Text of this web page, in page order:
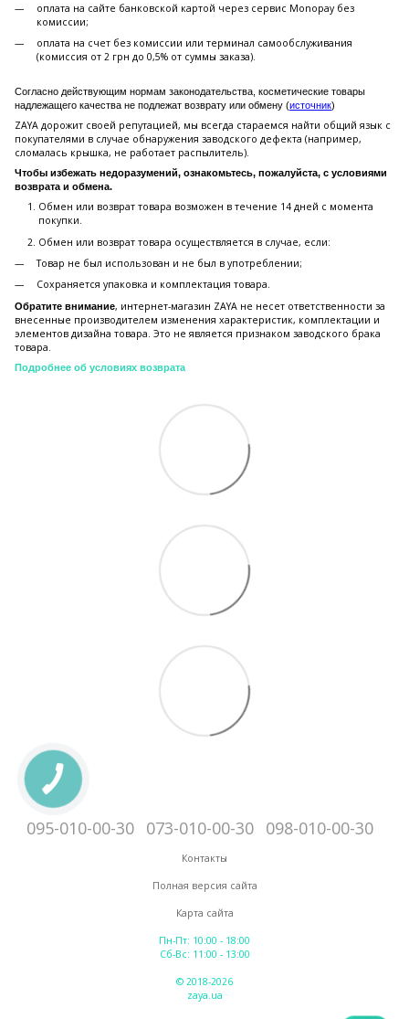
оплата на сайте банковской картой через сервис Monopay без
комиссии;
оплата на счет без комиссии или терминал самообслуживания
(комиссия от 2 грн до 0,5% от суммы заказа).
Согласно действующим нормам законодательства, косметические товары
надлежащего качества не подлежат возврату или обмену (источник)
ZAYA дорожит своей репутацией, мы всегда стараемся найти общий язык с
покупателями в случае обнаружения заводского дефекта (например,
сломалась крышка, не работает распылитель).
Чтобы избежать недоразумений, ознакомьтесь, пожалуйста, с условиями
возврата и обмена.
Обмен или возврат товара возможен в течение 14 дней с момента
покупки.
Обмен или возврат товара осуществляется в случае, если:
Товар не был использован и не был в употреблении;
Сохраняется упаковка и комплектация товара.
Обратите внимание, интернет-магазин ZAYA не несет ответственности за
внесенные производителем изменения характеристик, комплектации и
элементов дизайна товара. Это не является признаком заводского брака
товара.
Подробнее об условиях возврата
095-010-00-30 073-010-00-30 098-010-00-30
Контакты
Полная версия сайта
Карта сайта
Пн-Пт: 10:00 - 18:00
Сб-Вс: 11:00 - 13:00
© 2018-2026
zaya.ua